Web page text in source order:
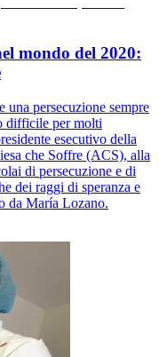
mondo del 2020:
una persecuzione sempre
difficile per molti
esecutivo della
che Soffre (ACS), alla
di persecuzione e di
dei raggi di speranza e
da María Lozano.